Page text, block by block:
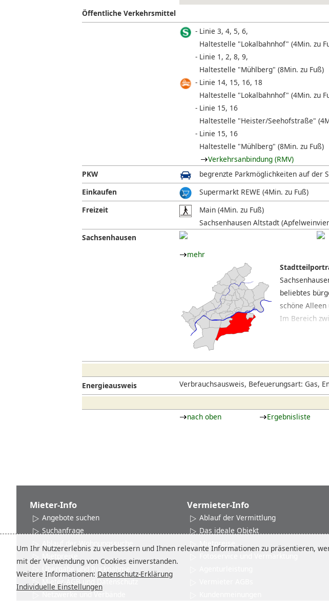
Öffentliche Verkehrsmittel
Linie 3, 4, 5, 6,
Haltestelle "Lokalbahnhof" (4Min. zu
Linie 1, 2, 8, 9,
Haltestelle "Mühlberg" (8Min. zu Fuß)
Linie 14, 15, 16, 18
Haltestelle "Lokalbahnhof" (4Min. zu
Linie 15, 16
Haltestelle "Heister/Seehofstraße"
Linie 15, 16
Haltestelle "Mühlberg" (8Min. zu Fuß)
Verkehrsanbindung (RMV)
PKW
begrenzte Parkmöglichkeiten auf der
Einkaufen
Supermarkt REWE (4Min. zu Fuß)
Freizeit
Main (4Min. zu Fuß)
Sachsenhausen Altstadt
Sachsenhausen
mehr
beliebtes
schöne
Im Bereich
Rang.
Energieausweis Verbrauchsausweis, Befeuerungsart: Gas,
nach oben Ergebnisliste
Mieter-Info
Angebote suchen
Suchanfrage
Ablauf der Wohnungssuche
Mietpreise
Übergabe und Rücknahme
Mieter-AGB und Datenschutz
Vermieter-Info
Ablauf der Vermittlung
Das ideale Objekt
Mietpreise
Um Ihr Nutzererlebnis zu verbessern und Ihnen relevante Informationen zu präsentieren,
mit der Verwendung von Cookies einverstanden.
Weitere Informationen: Datenschutz-Erklärung
Individuelle Einstellungen